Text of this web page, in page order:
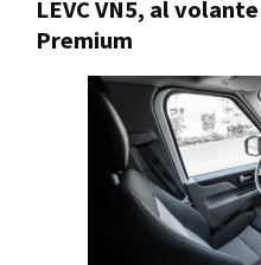
LEVC VN5, al
Premium